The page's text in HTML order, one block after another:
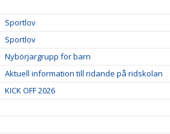
Sportlov
Sportlov
Nybörjargrupp för barn
Aktuell information till ridande på ridskolan
KICK OFF 2026